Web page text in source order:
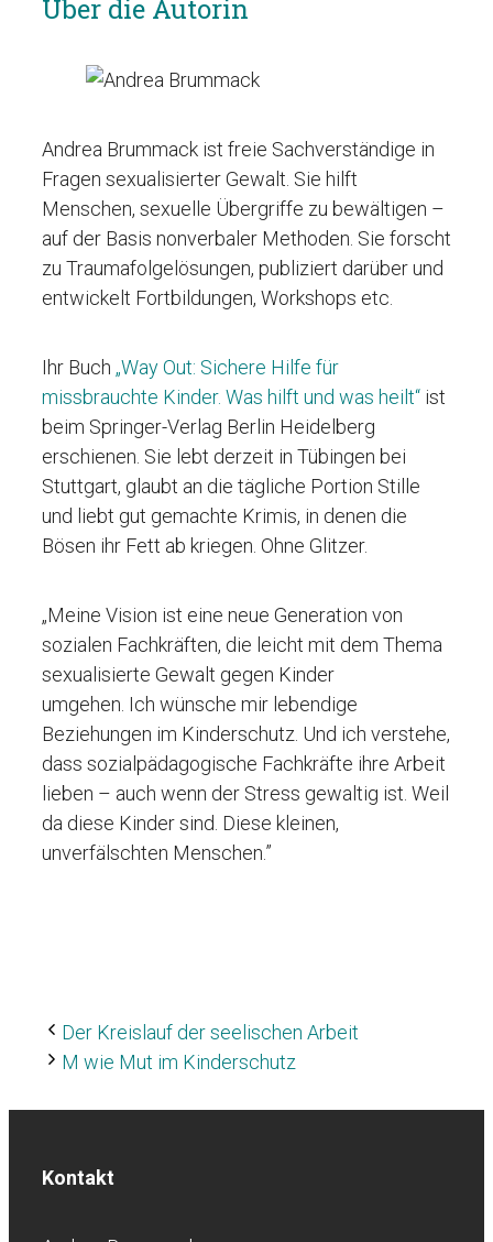
Über die Autorin
Andrea Brummack ist freie Sachverständige in
Fragen sexualisierter Gewalt. Sie hilft
Menschen, sexuelle Übergriffe zu bewältigen –
auf der Basis nonverbaler Methoden. Sie forscht
zu Traumafolgelösungen, publiziert darüber und
entwickelt Fortbildungen, Workshops etc.
Ihr Buch „Way Out: Sichere Hilfe für
missbrauchte Kinder. Was hilft und was heilt“ ist
beim Springer-Verlag Berlin Heidelberg
erschienen. Sie lebt derzeit in Tübingen bei
Stuttgart, glaubt an die tägliche Portion Stille
und liebt gut gemachte Krimis, in denen die
Bösen ihr Fett ab kriegen. Ohne Glitzer.
„Meine Vision ist eine neue Generation von
sozialen Fachkräften, die leicht mit dem Thema
sexualisierte Gewalt gegen Kinder
umgehen. Ich wünsche mir lebendige
Beziehungen im Kinderschutz. Und ich verstehe,
dass sozialpädagogische Fachkräfte ihre Arbeit
lieben – auch wenn der Stress gewaltig ist. Weil
da diese Kinder sind. Diese kleinen,
unverfälschten Menschen.”
Der Kreislauf der seelischen Arbeit
M wie Mut im Kinderschutz
Kontakt